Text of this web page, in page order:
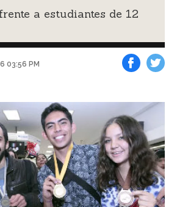
a estudiantes de 12
03:56 PM